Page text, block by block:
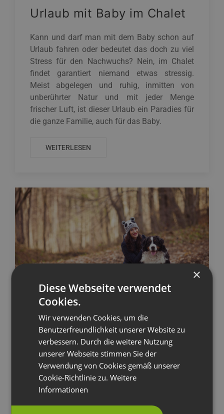
Urlaub mit Baby im Chalet
Kann und darf man mit dem Baby schon auf
Urlaub fahren oder bedeutet das doch zu viel
Stress für den Nachwuchs? Nein, im Chalet
findet garantiert niemand etwas stressig.
Meist abgelegen und ruhig, inmitten von
unberührter Natur und mit jeder Menge
frischer Luft, ist dieser Urlaub ein Paradies für
die ganze Familie, auch für das Baby.
WEITERLESEN
Urlaub mit dem Hund
Nicht immer sind Hunde gern gesehene Gäste
in Chalets und Hütten. Es gibt jedoch jemand,
der sich fast immer über tierische Besuche
freut – unsere Chalet-Besitzer.
×
Diese Webseite verwendet
Cookies.
Wir verwenden Cookies, um die
Benutzerfreundlichkeit unserer Website zu
verbessern. Durch die weitere Nutzung
unserer Webseite stimmen Sie der
Verwendung von Cookies gemäß unserer
Cookie-Richtlinie zu.Weitere
Informationen